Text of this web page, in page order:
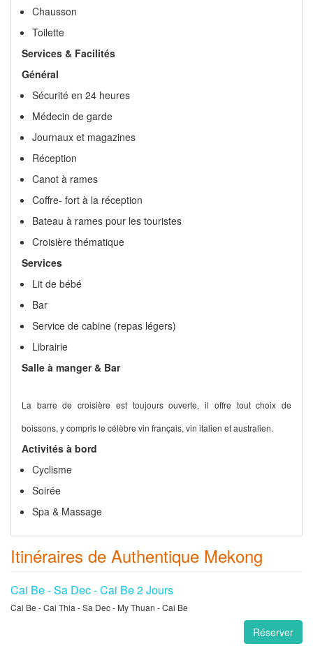
Chausson
Toilette
Services & Facilités
Général
Sécurité en 24 heures
Médecin de garde
Journaux et magazines
Réception
Canot à rames
Coffre- fort à la réception
Bateau à rames pour les touristes
Croisière thématique
Services
Lit de bébé
Bar
Service de cabine (repas légers)
Librairie
Salle à manger & Bar
La barre de croisière est toujours ouverte, il offre tout choix de
boissons, y compris le célèbre vin français, vin italien et australien.
Activités à bord
Cyclisme
Soirée
Spa & Massage
Itinéraires de Authentique Mekong
Cai Be - Sa Dec - Cai Be 2 Jours
Cai Be - Cai Thia - Sa Dec - My Thuan - Cai Be
Réserver